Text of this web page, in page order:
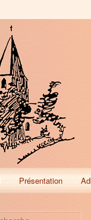
Présentation